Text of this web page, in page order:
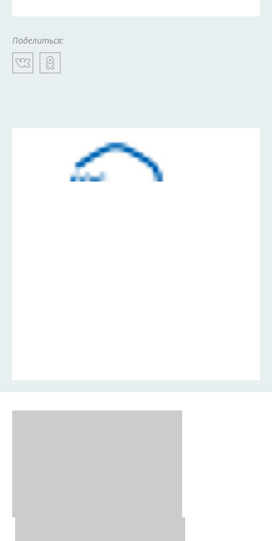
Поделиться: